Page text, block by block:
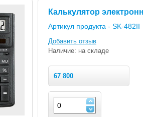
Калькулятор
Артикул продукта - SK-482II
Добавить отзыв
Наличие: на складе
67 800